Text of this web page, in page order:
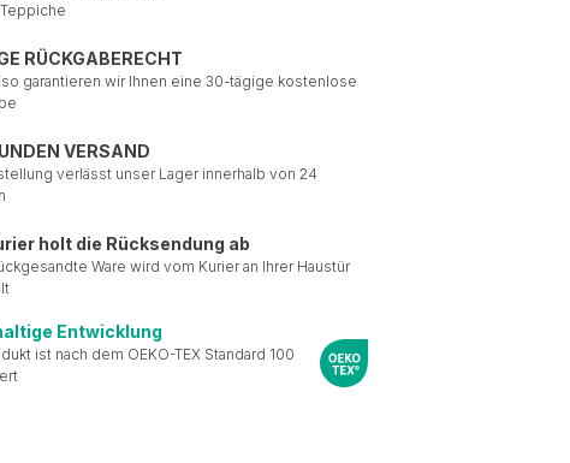
RÜCKGABERECHT
garantieren wir Ihnen eine 30-tägige kostenlose
VERSAND
verlässt unser Lager innerhalb von 24
holt die Rücksendung ab
Ware wird vom Kurier an Ihrer Haustür
Entwicklung
ist nach dem OEKO-TEX Standard 100